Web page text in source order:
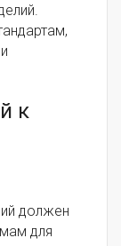
к
должен
для